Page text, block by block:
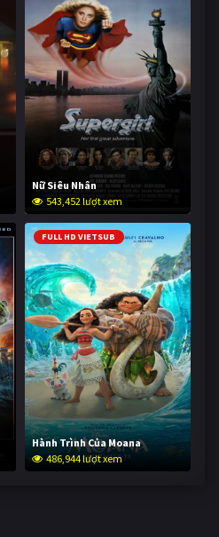
Nữ Siêu Nhân
543,452 lượt xem
FULL HD VIETSUB
Hành Trình Của Moana
486,944 lượt xem